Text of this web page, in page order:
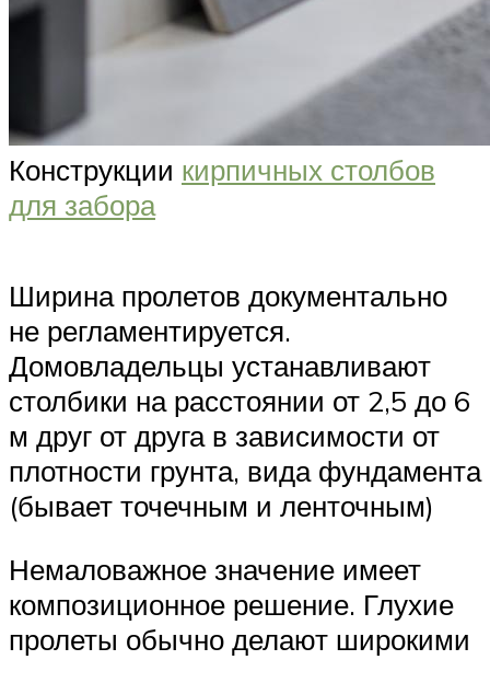
Конструкции кирпичных столбов
для забора
Ширина пролетов документально
не регламентируется.
Домовладельцы устанавливают
столбики на расстоянии от 2,5 до 6
м друг от друга в зависимости от
плотности грунта, вида фундамента
(бывает точечным и ленточным)
Немаловажное значение имеет
композиционное решение. Глухие
пролеты обычно делают широкими